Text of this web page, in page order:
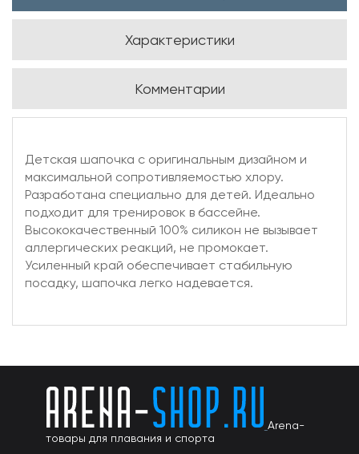
Характеристики
Комментарии
Детская шапочка с оригинальным дизайном и
максимальной сопротивляемостью хлору.
Разработана специально для детей. Идеально
подходит для тренировок в бассейне.
Высококачественный 100% силикон не вызывает
аллергических реакций, не промокает.
Усиленный край обеспечивает стабильную
посадку, шапочка легко надевается.
Arena-
товары для плавания и спорта